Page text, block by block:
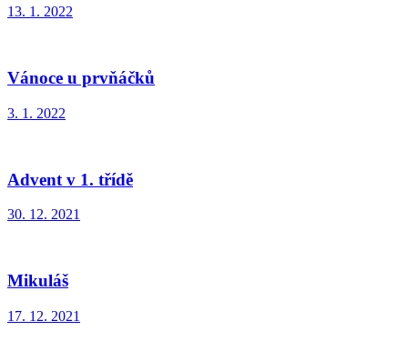
13. 1. 2022
Vánoce u prvňáčků
3. 1. 2022
Advent v 1. třídě
30. 12. 2021
Mikuláš
17. 12. 2021